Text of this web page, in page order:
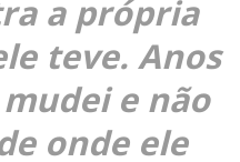
a própria
teve. Anos
e não
onde ele